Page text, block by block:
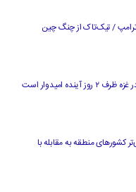
با ترامپ / تیک‌تاک از چنگ چین
امیدوار است
کشورهای منطقه به مقابله با